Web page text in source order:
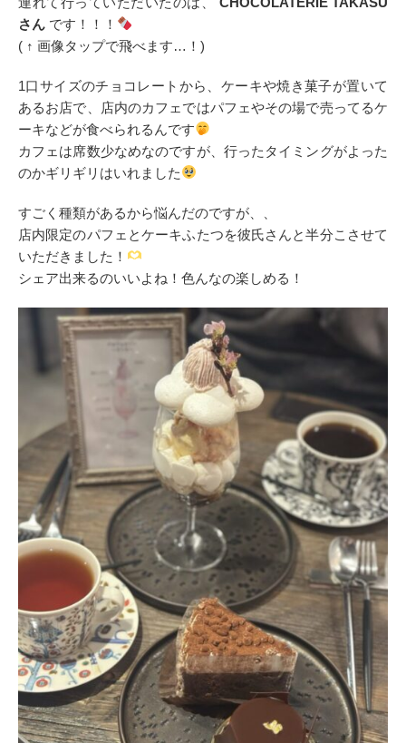
さん です！！！
( ↑ 画像タップで飛べます…！)
1口サイズのチョコレートから、ケーキや焼き菓子が置いて
あるお店で、店内のカフェではパフェやその場で売ってるケ
ーキなどが食べられるんです
カフェは席数少なめなのですが、行ったタイミングがよった
のかギリギリはいれました
すごく種類があるから悩んだのですが、、
店内限定のパフェとケーキふたつを彼氏さんと半分こさせて
いただきました！
シェア出来るのいいよね！色んなの楽しめる！